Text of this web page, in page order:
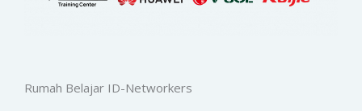
Rumah Belajar ID-Networkers